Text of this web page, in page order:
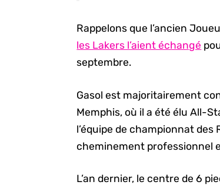
Rappelons que l’ancien
les Lakers l’aient échangé
septembre.
Gasol est majoritairement
Memphis, où il a été élu All-
l’équipe de championnat
cheminement professionnel
L’an dernier, le centre de 6